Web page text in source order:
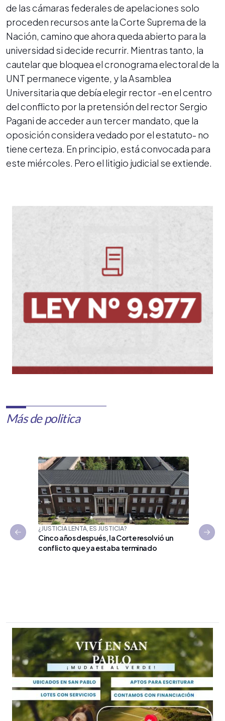
de las cámaras federales de apelaciones solo
proceden recursos ante la Corte Suprema de la
Nación, camino que ahora queda abierto para la
universidad si decide recurrir. Mientras tanto, la
cautelar que bloquea el cronograma electoral de la
UNT permanece vigente, y la Asamblea
Universitaria que debía elegir rector -en el centro
del conflicto por la pretensión del rector Sergio
Pagani de acceder a un tercer mandato, que la
oposición considera vedado por el estatuto- no
tiene certeza. En principio, está convocada para
este miércoles. Pero el litigio judicial se extiende.
Más de politica
¿JUSTICIA LENTA, ES JUSTICIA?
Cinco años después, la Corte resolvió un
conflicto que ya estaba terminado
Previous slide Next